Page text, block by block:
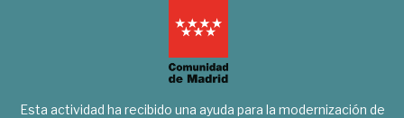
Esta actividad ha recibido una ayuda para la modernización de